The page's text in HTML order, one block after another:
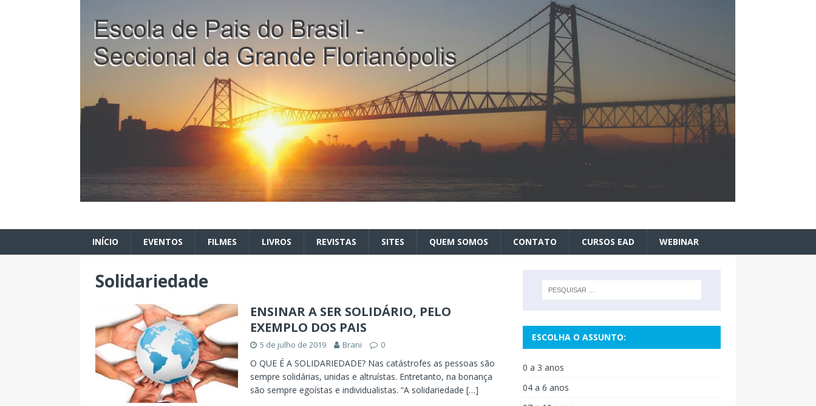
INÍCIO EVENTOS FILMES LIVROS REVISTAS SITES QUEM SOMOS CONTATO CURSOS EAD WEBINAR
Solidariedade
ENSINAR A SER SOLIDÁRIO, PELO
EXEMPLO DOS PAIS
5 de julho de 2019 Brani 0
O QUE É A SOLIDARIEDADE? Nas catástrofes as pessoas são
sempre solidárias, unidas e altruístas. Entretanto, na bonança
são sempre egoístas e individualistas. “A solidariedade […]
ESCOLHA O ASSUNTO:
0 a 3 anos
04 a 6 anos